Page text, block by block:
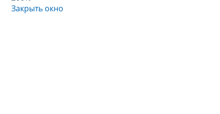
Закрыть окно